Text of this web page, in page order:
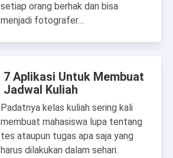
setiap orang berhak dan bisa
menjadi fotografer…
7 Aplikasi Untuk Membuat
Jadwal Kuliah
Padatnya kelas kuliah sering kali
membuat mahasiswa lupa tentang
tes ataupun tugas apa saja yang
harus dilakukan dalam sehari.